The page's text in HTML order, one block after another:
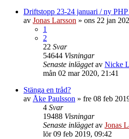
Driftstopp 23-24 januari / ny PHP
av Jonas Larsson » ons 22 jan
1
2
22 Svar
54644 Visningar
Senaste inläggetav Nicke
mån 02 mar 2020, 21:41
Stänga en tråd?
av Åke Paulsson » fre 08 feb
4 Svar
19488 Visningar
Senaste inläggetav Jonas
lör 09 feb 2019, 09:42